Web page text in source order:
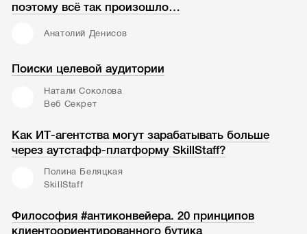
поэтому всё так произошло…
Анатолий Денисов
Поиски целевой аудитории
Натали Соколова
Веб Секрет
Как ИТ-агентства могут зарабатывать больше
через аутстафф-платформу SkillStaff?
Полина Беляцкая
SkillStaff
Философия #антиконвейера. 20 принципов
клиентоориентированного бутика